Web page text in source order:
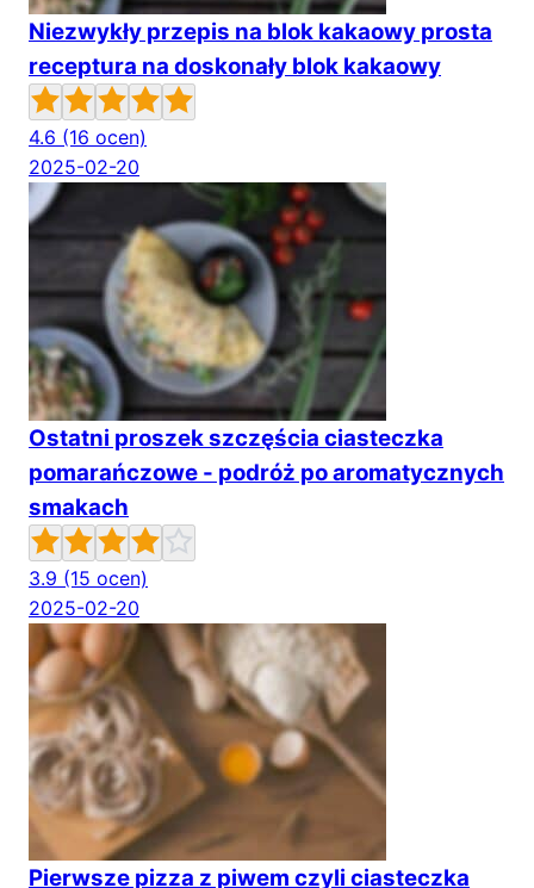
Niezwykły przepis na blok kakaowy prosta
receptura na doskonały blok kakaowy
4.6 (16 ocen)
2025-02-20
Ostatni proszek szczęścia ciasteczka
pomarańczowe - podróż po aromatycznych
smakach
3.9 (15 ocen)
2025-02-20
Pierwsze pizza z piwem czyli ciasteczka